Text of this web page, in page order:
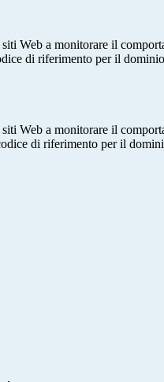
Web a monitorare il
di riferimento per il
Web a monitorare il
di riferimento per il